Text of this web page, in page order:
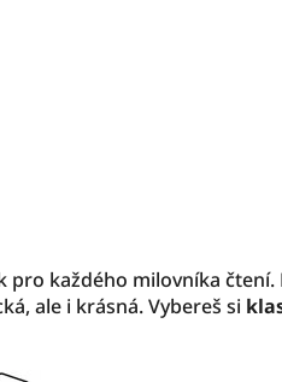
každého milovníka
ale i krásná.Vybereš si